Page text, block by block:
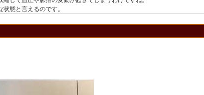
態と言えるのです。